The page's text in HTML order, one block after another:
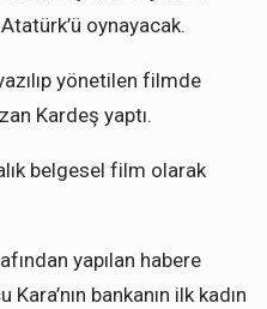
oynayacak.
yönetilen filmde
Kardeş yaptı.
belgesel film olarak
yapılan habere
bankanın ilk kadın